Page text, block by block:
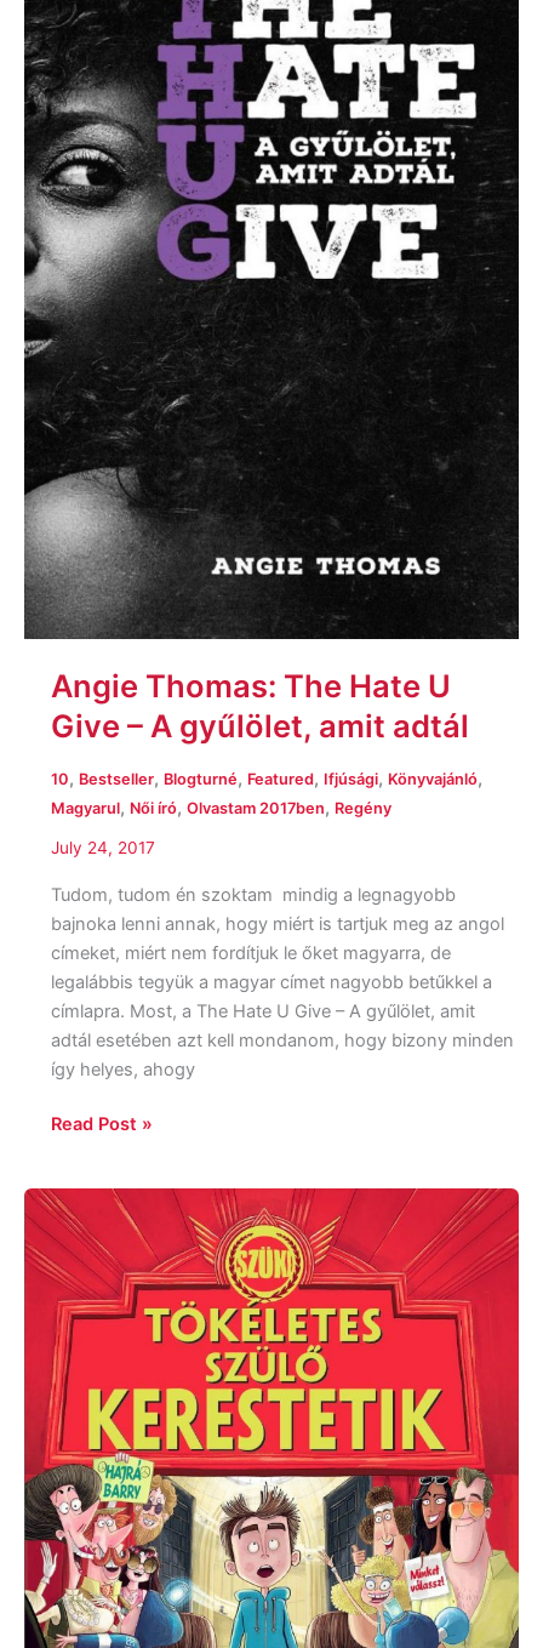
Angie Thomas: The Hate U
Give – A gyűlölet, amit adtál
10, Bestseller, Blogturné, Featured, Ifjúsági, Könyvajánló,
Magyarul, Női író, Olvastam 2017ben, Regény
July 24, 2017
Tudom, tudom én szoktam mindig a legnagyobb
bajnoka lenni annak, hogy miért is tartjuk meg az angol
címeket, miért nem fordítjuk le őket magyarra, de
legalábbis tegyük a magyar címet nagyobb betűkkel a
címlapra. Most, a The Hate U Give – A gyűlölet, amit
adtál esetében azt kell mondanom, hogy bizony minden
így helyes, ahogy
U
Give
–
A
gyűlölet,
amit
adtál
Read Post »
David
Baddiel:
Tökéletes
szülő
kerestetik